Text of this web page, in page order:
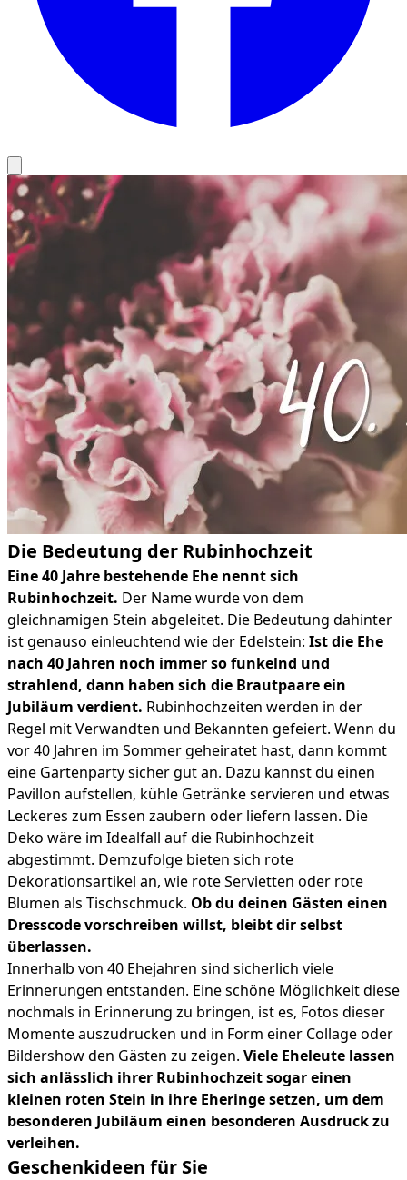
Die Bedeutung der Rubinhochzeit
Eine 40 Jahre bestehende Ehe nennt sich
Rubinhochzeit. Der Name wurde von dem
gleichnamigen Stein abgeleitet. Die Bedeutung dahinter
ist genauso einleuchtend wie der Edelstein: Ist die Ehe
nach 40 Jahren noch immer so funkelnd und
strahlend, dann haben sich die Brautpaare ein
Jubiläum verdient. Rubinhochzeiten werden in der
Regel mit Verwandten und Bekannten gefeiert. Wenn du
vor 40 Jahren im Sommer geheiratet hast, dann kommt
eine Gartenparty sicher gut an. Dazu kannst du einen
Pavillon aufstellen, kühle Getränke servieren und etwas
Leckeres zum Essen zaubern oder liefern lassen. Die
Deko wäre im Idealfall auf die Rubinhochzeit
abgestimmt. Demzufolge bieten sich rote
Dekorationsartikel an, wie rote Servietten oder rote
Blumen als Tischschmuck. Ob du deinen Gästen einen
Dresscode vorschreiben willst, bleibt dir selbst
überlassen.
Innerhalb von 40 Ehejahren sind sicherlich viele
Erinnerungen entstanden. Eine schöne Möglichkeit diese
nochmals in Erinnerung zu bringen, ist es, Fotos dieser
Momente auszudrucken und in Form einer Collage oder
Bildershow den Gästen zu zeigen. Viele Eheleute lassen
sich anlässlich ihrer Rubinhochzeit sogar einen
kleinen roten Stein in ihre Eheringe setzen, um dem
besonderen Jubiläum einen besonderen Ausdruck zu
verleihen.
Geschenkideen für Sie